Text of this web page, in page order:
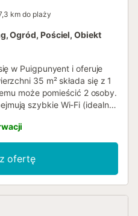
km do plaży
Ogród, Pościel, Obiekt
w Puigpunyent i oferuje
35 m² składa się z 1
może pomieścić 2 osoby.
szybkie Wi-Fi (idealne
gości jest również stół
łóżeczko dziecięce i
nie oferuje klimatyzacji.
kuchnią, basenem,
do grillowania do dyspozycji
ofertę